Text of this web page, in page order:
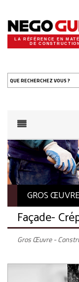
LA RÉFÉRENCE EN
DE
QUE RECHERCHEZ VOUS ?
GROS
Façade-
Gros Œuvre -